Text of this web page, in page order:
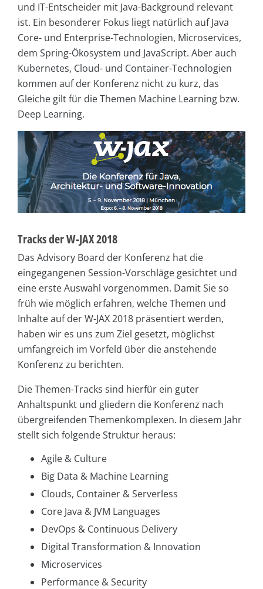
und IT-Entscheider mit Java-Background relevant
ist. Ein besonderer Fokus liegt natürlich auf Java
Core- und Enterprise-Technologien, Microservices,
dem Spring-Ökosystem und JavaScript. Aber auch
Kubernetes, Cloud- und Container-Technologien
kommen auf der Konferenz nicht zu kurz, das
Gleiche gilt für die Themen Machine Learning bzw.
Deep Learning.
Tracks der W-JAX 2018
Das Advisory Board der Konferenz hat die
eingegangenen Session-Vorschläge gesichtet und
eine erste Auswahl vorgenommen. Damit Sie so
früh wie möglich erfahren, welche Themen und
Inhalte auf der W-JAX 2018 präsentiert werden,
haben wir es uns zum Ziel gesetzt, möglichst
umfangreich im Vorfeld über die anstehende
Konferenz zu berichten.
Die Themen-Tracks sind hierfür ein guter
Anhaltspunkt und gliedern die Konferenz nach
übergreifenden Themenkomplexen. In diesem Jahr
stellt sich folgende Struktur heraus:
Agile & Culture
Big Data & Machine Learning
Clouds, Container & Serverless
Core Java & JVM Languages
DevOps & Continuous Delivery
Digital Transformation & Innovation
Microservices
Performance & Security